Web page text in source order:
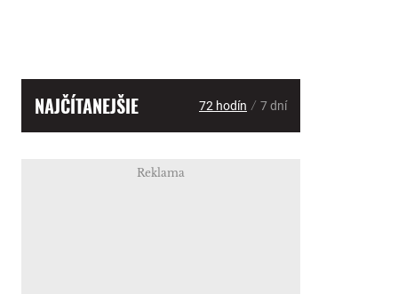
NAJČÍTANEJŠIE 72 hodín / 7 dní
Reklama